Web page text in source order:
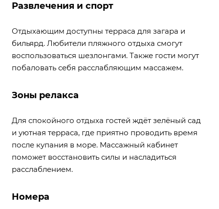
Развлечения и спорт
Отдыхающим доступны терраса для загара и
бильярд. Любители пляжного отдыха смогут
воспользоваться шезлонгами. Также гости могут
побаловать себя расслабляющим массажем.
Зоны релакса
Для спокойного отдыха гостей ждёт зелёный сад
и уютная терраса, где приятно проводить время
после купания в море. Массажный кабинет
поможет восстановить силы и насладиться
расслаблением.
Номера